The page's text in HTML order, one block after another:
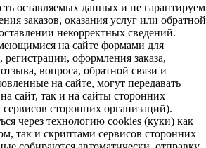
оставляемых данных и не гарантируем
заказов, оказания услуг или обратной
некорректных сведений.
на сайте формами для
оформления заказа,
вопроса, обратной связи и
на сайте, могут передавать
сайт, так и на сайты сторонних
сторонних организаций).
через технологию cookies (куки) как
так и скриптами сервисов сторонних